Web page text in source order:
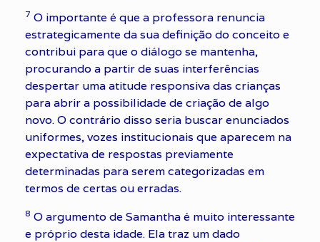
7 O importante é que a professora renuncia
estrategicamente da sua definição do conceito e
contribui para que o diálogo se mantenha,
procurando a partir de suas interferências
despertar uma atitude responsiva das crianças
para abrir a possibilidade de criação de algo
novo. O contrário disso seria buscar enunciados
uniformes, vozes institucionais que aparecem na
expectativa de respostas previamente
determinadas para serem categorizadas em
termos de certas ou erradas.
8 O argumento de Samantha é muito interessante
e próprio desta idade. Ela traz um dado